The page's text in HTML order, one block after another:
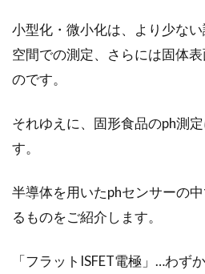
皆さんは醤油お
必見のヘル
様々なテイスト
小型化・微小化は、より少な
空間での測定、さらには固体
のです。
それゆえに、固形食品のph測
す。
半導体を用いたphセンサーの
るものをご紹介します。
「フラットISFET電極」…わず